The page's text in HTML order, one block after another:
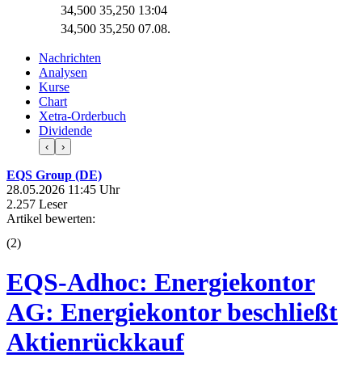
34,500 35,250 13:04
34,500 35,250 07.08.
Nachrichten
Analysen
Kurse
Chart
Xetra-Orderbuch
Dividende
‹ ›
EQS Group (DE)
28.05.2026 11:45 Uhr
2.257 Leser
Artikel bewerten:
(2)
EQS-Adhoc: Energiekontor
AG: Energiekontor beschließt
Aktienrückkauf